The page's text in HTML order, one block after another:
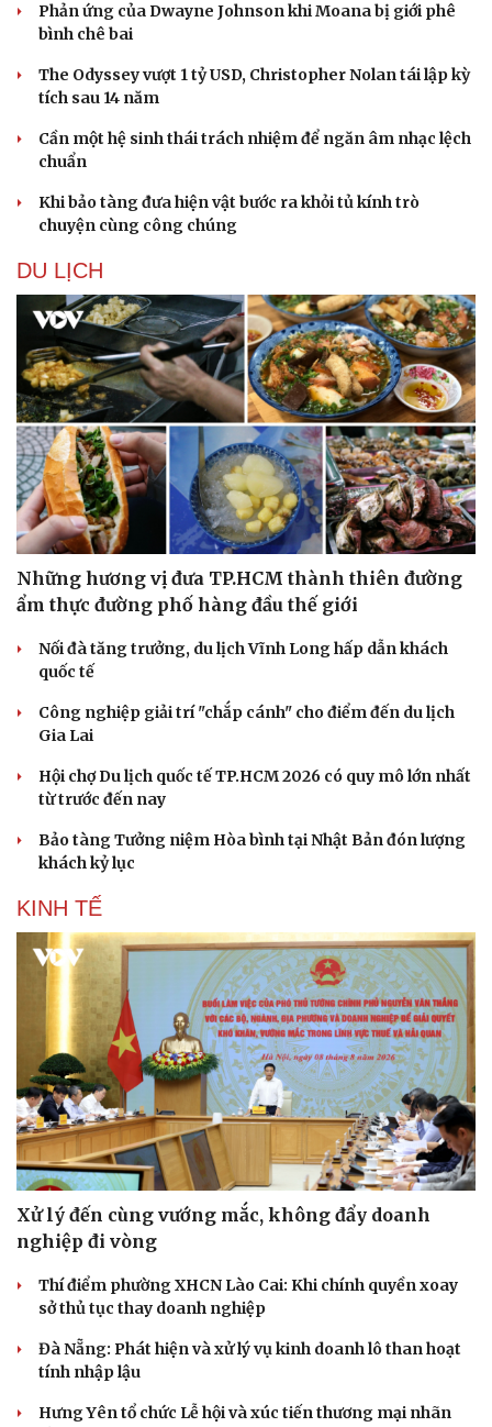
Văn hóa
Sân khấu - Điện ảnh
Văn học
Âm nhạc
Giải trí
Thời trang
Phản ứng của Dwayne Johnson khi Moana bị giới phê
bình chê bai
The Odyssey vượt 1 tỷ USD, Christopher Nolan tái lập kỳ
tích sau 14 năm
Cần một hệ sinh thái trách nhiệm để ngăn âm nhạc lệch
chuẩn
Khi bảo tàng đưa hiện vật bước ra khỏi tủ kính trò
chuyện cùng công chúng
DU LỊCH
Những hương vị đưa TP.HCM thành thiên đường
ẩm thực đường phố hàng đầu thế giới
Nối đà tăng trưởng, du lịch Vĩnh Long hấp dẫn khách
quốc tế
Công nghiệp giải trí "chắp cánh" cho điểm đến du lịch
Gia Lai
Hội chợ Du lịch quốc tế TP.HCM 2026 có quy mô lớn nhất
từ trước đến nay
Bảo tàng Tưởng niệm Hòa bình tại Nhật Bản đón lượng
khách kỷ lục
KINH TẾ
Xử lý đến cùng vướng mắc, không đẩy doanh
nghiệp đi vòng
Thí điểm phường XHCN Lào Cai: Khi chính quyền xoay
sở thủ tục thay doanh nghiệp
Đà Nẵng: Phát hiện và xử lý vụ kinh doanh lô than hoạt
tính nhập lậu
Hưng Yên tổ chức Lễ hội và xúc tiến thương mại nhãn